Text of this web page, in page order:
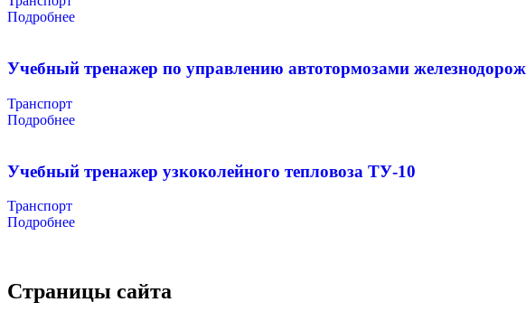
Подробнее
Учебный тренажер по управлению автотормозами
Транспорт
Подробнее
Учебный тренажер узкоколейного тепловоза ТУ-10
Транспорт
Подробнее
Страницы сайта